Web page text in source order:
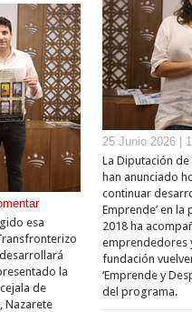
esa
la
de
Nazarete
25 Junio 2026 |
La Diputación
han anunciado
continuar
Emprende’ en
2018 ha
emprendedores
fundación
‘Emprende y
del programa.